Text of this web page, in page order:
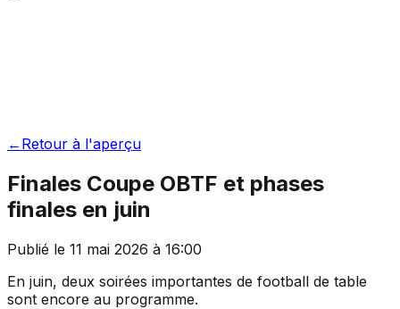
← Retour à l'aperçu
Finales Coupe OBTF et phases
finales en juin
Publié le 11 mai 2026 à 16:00
En juin, deux soirées importantes de football de table
sont encore au programme.